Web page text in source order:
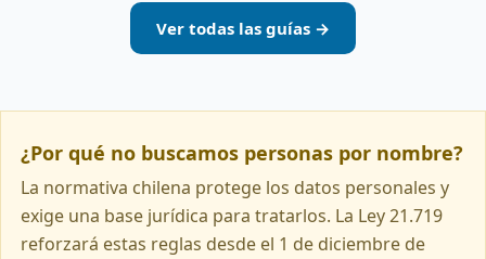
Ver todas las guías →
¿Por qué no buscamos personas por nombre?
La normativa chilena protege los datos personales y
exige una base jurídica para tratarlos. La Ley 21.719
reforzará estas reglas desde el 1 de diciembre de